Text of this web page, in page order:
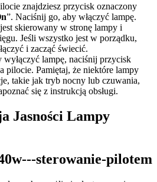
znajdziesz przycisk oznaczony
”. Naciśnij go, aby włączyć lampę.
skierowany w stronę lampy i
Jeśli wszystko jest w porządku,
i zacząć świecić.
wyłączyć lampę, naciśnij przycisk
pilocie. Pamiętaj, że niektóre lampy
takie jak tryb nocny lub czuwania,
się z instrukcją obsługi.
Jasności Lampy